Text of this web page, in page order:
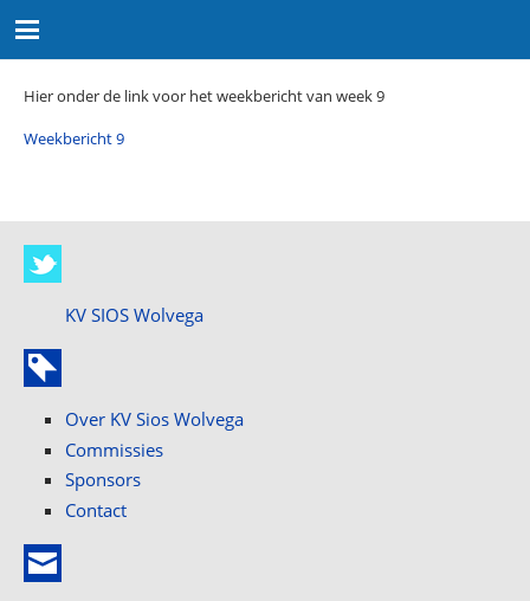
Hier onder de link voor het weekbericht van week 9
Weekbericht 9
KV SIOS Wolvega
Over KV Sios Wolvega
Commissies
Sponsors
Contact